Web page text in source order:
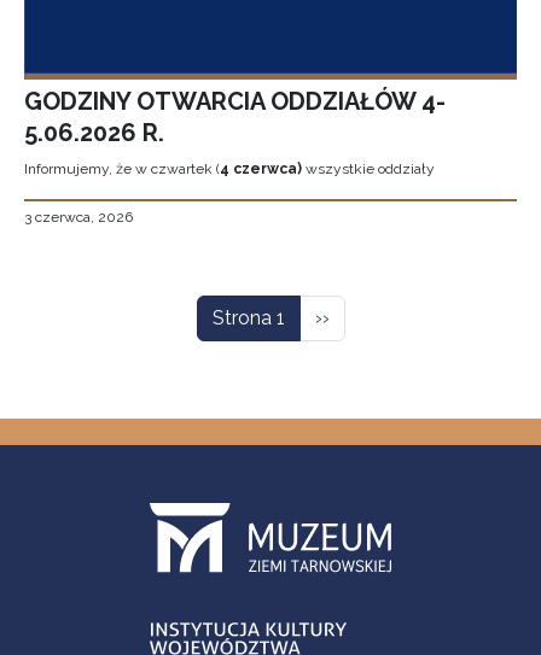
GODZINY OTWARCIA ODDZIAŁÓW 4-
5.06.2026 R.
Informujemy, że w czwartek (4 czerwca) wszystkie oddziały
3 czerwca, 2026
Strona 1 Następna strona
››